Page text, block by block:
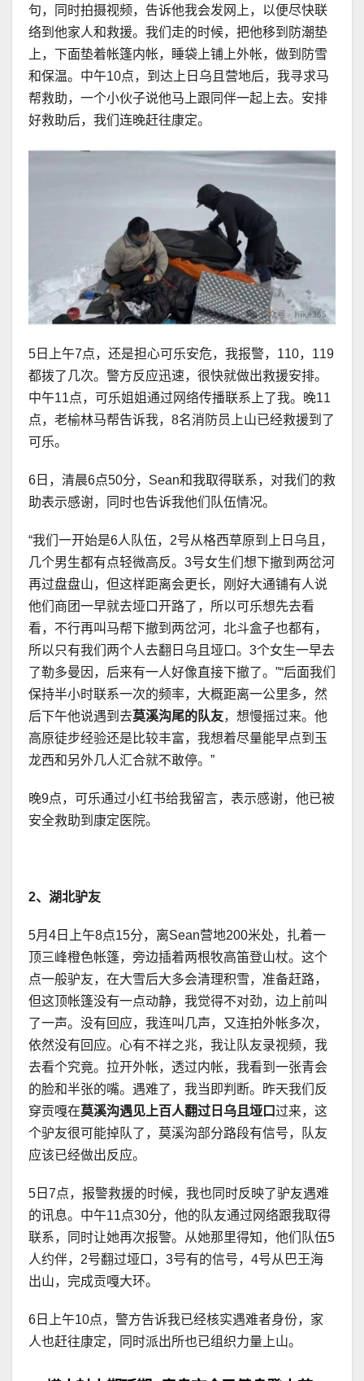
句，同时拍摄视频，告诉他我会发网上，以便尽快联
络到他家人和救援。我们走的时候，把他移到防潮垫
上，下面垫着帐篷内帐，睡袋上铺上外帐，做到防雪
和保温。中午10点，到达上日乌且营地后，我寻求马
帮救助，一个小伙子说他马上跟同伴一起上去。安排
好救助后，我们连晚赶往康定。
5日上午7点，还是担心可乐安危，我报警，110，119
都拨了几次。警方反应迅速，很快就做出救援安排。
中午11点，可乐姐姐通过网络传播联系上了我。晚11
点，老榆林马帮告诉我，8名消防员上山已经救援到了
可乐。
6日，清晨6点50分，Sean和我取得联系，对我们的救
助表示感谢，同时也告诉我他们队伍情况。
“我们一开始是6人队伍，2号从格西草原到上日乌且，
几个男生都有点轻微高反。3号女生们想下撤到两岔河
再过盘盘山，但这样距离会更长，刚好大通铺有人说
他们商团一早就去垭口开路了，所以可乐想先去看
看，不行再叫马帮下撤到两岔河，北斗盒子也都有，
所以只有我们两个人去翻日乌且垭口。3个女生一早去
了勒多曼因，后来有一人好像直接下撤了。”“后面我们
保持半小时联系一次的频率，大概距离一公里多，然
后下午他说遇到去莫溪沟尾的队友，想慢摇过来。他
高原徒步经验还是比较丰富，我想着尽量能早点到玉
龙西和另外几人汇合就不敢停。”
晚9点，可乐通过小红书给我留言，表示感谢，他已被
安全救助到康定医院。
2、湖北驴友
5月4日上午8点15分，离Sean营地200米处，扎着一
顶三峰橙色帐篷，旁边插着两根牧高笛登山杖。这个
点一般驴友，在大雪后大多会清理积雪，准备赶路，
但这顶帐篷没有一点动静，我觉得不对劲，边上前叫
了一声。没有回应，我连叫几声，又连拍外帐多次，
依然没有回应。心有不祥之兆，我让队友录视频，我
去看个究竟。拉开外帐，透过内帐，我看到一张青会
的脸和半张的嘴。遇难了，我当即判断。昨天我们反
穿贡嘎在莫溪沟遇见上百人翻过日乌且垭口过来，这
个驴友很可能掉队了，莫溪沟部分路段有信号，队友
应该已经做出反应。
5日7点，报警救援的时候，我也同时反映了驴友遇难
的讯息。中午11点30分，他的队友通过网络跟我取得
联系，同时让她再次报警。从她那里得知，他们队伍5
人约伴，2号翻过垭口，3号有的信号，4号从巴王海
出山，完成贡嘎大环。
6日上午10点，警方告诉我已经核实遇难者身份，家
人也赶往康定，同时派出所也已组织力量上山。